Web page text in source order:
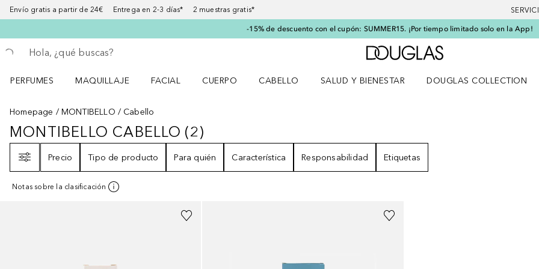
Envío gratis a partir de 24€ Entrega en 2-3 días* 2 muestras gratis*
-15% de descuento con el cupón: SUMMER15. ¡Por tiempo limitado solo en la App!
Regresar
Ejecutar búsqueda
A Douglas Home
PERFUMES
MAQUILLAJE
FACIAL
CUERPO
CABELLO
SALUD Y BIENESTAR
DOUGLAS COLLECTION
Homepage
MONTIBELLO Cabello
MONTIBELLO CABELLO2RESULTADOS
MONTIBELLO CABELLO (2)
Precio
Tipo de producto Para quién Característica Responsabilidad Etiquetas
Notas sobre la clasificación